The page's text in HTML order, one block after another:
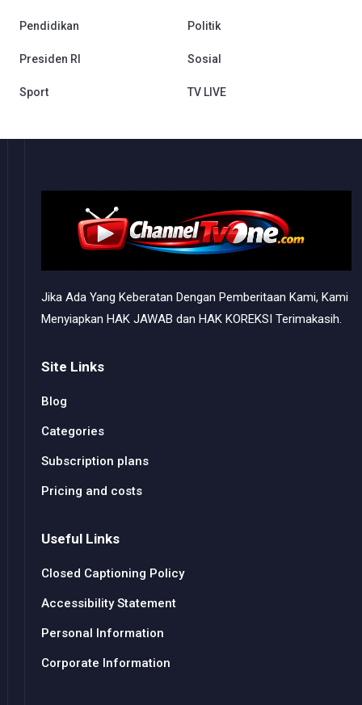
Pendidikan Politik
Presiden RI Sosial
Sport TV LIVE
Jika Ada Yang Keberatan Dengan Pemberitaan Kami, Kami
Menyiapkan HAK JAWAB dan HAK KOREKSI Terimakasih.
Site Links
Blog
Categories
Subscription plans
Pricing and costs
Useful Links
Closed Captioning Policy
Accessibility Statement
Personal Information
Corporate Information